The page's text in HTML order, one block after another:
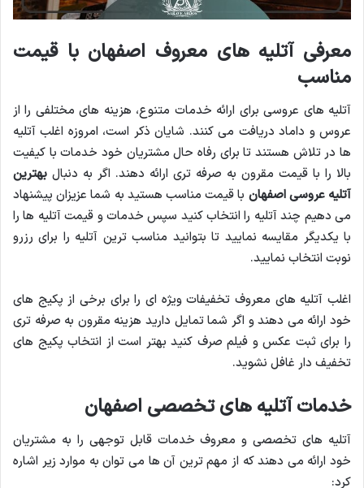
معرفی آتلیه های معروف اصفهان با قیمت
مناسب
آتلیه های عروسی برای ارائه خدمات متنوع، هزینه های مختلفی را از
عروس و داماد دریافت می کنند. شایان ذکر است، امروزه اغلب آتلیه
ها در تلاش هستند تا برای رفاه حال مشتریان خود خدمات با کیفیت
بالا را با قیمت مقرون به صرفه تری ارائه دهند. اگر به دنبال بهترین
آتلیه عروسی اصفهان با قیمت مناسب هستید به شما عزیزان پیشنهاد
می دهیم چند آتلیه را انتخاب کنید سپس خدمات و قیمت آتلیه ها را
با یکدیگر مقایسه نمایید تا بتوانید مناسب ترین آتلیه را برای رزرو
نوبت انتخاب نمایید.
اغلب آتلیه های معروف تخفیفات ویژه ای را برای برخی از پکیج های
خود ارائه می دهند و اگر شما تمایل دارید هزینه مقرون به صرفه تری
را برای ثبت عکس و فیلم صرف کنید بهتر است از انتخاب پکیج های
تخفیف دار غافل نشوید.
خدمات آتلیه های تخصصی اصفهان
آتلیه های تخصصی و معروف خدمات قابل توجهی را به مشتریان
خود ارائه می دهند که از مهم ترین آن ها می توان به موارد زیر اشاره
کرد: